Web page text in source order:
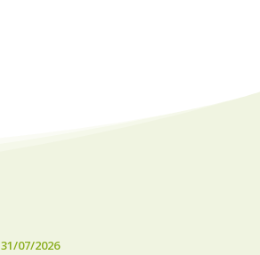
31/07/2026